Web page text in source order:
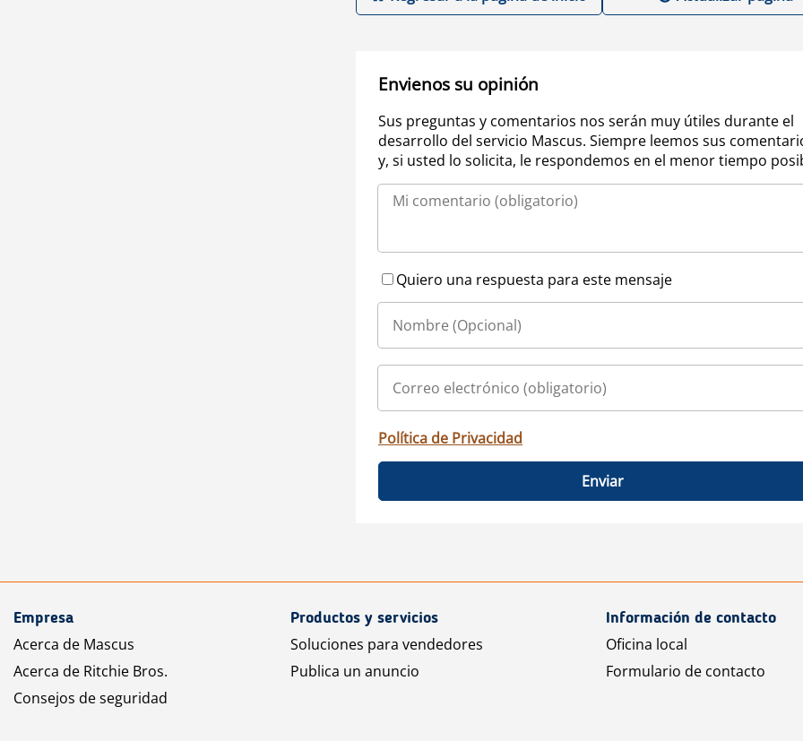
Envienos su opinión
Sus preguntas y comentarios nos serán muy útiles durante el
desarrollo del servicio Mascus. Siempre leemos sus
y, si usted lo solicita, le respondemos en el menor tiempo
Quiero una respuesta para este mensaje
Política de Privacidad
Enviar
Empresa
Acerca de Mascus
Acerca de Ritchie Bros.
Consejos de seguridad
Productos y servicios
Soluciones para vendedores
Publica un anuncio
Información de contacto
Oficina local
Formulario de contacto